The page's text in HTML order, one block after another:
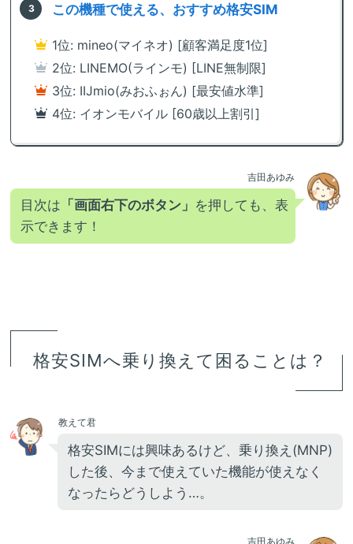
この機種で使える、おすすめ格安SIM
1位: mineo(マイネオ) [顧客満足度1位]
2位: LINEMO(ラインモ) [LINE無制限]
3位: IIJmio(みおふぉん) [最安値水準]
4位: イオンモバイル [60歳以上割引]
吉田あゆみ
目次は 「画面右下のボタン」 を押しても、表
示できます！
格安SIMへ乗り換えて困ることは？
教えて君
格安SIMには興味あるけど、乗り換え(MNP)
した後、今まで使えていた機能が使えなく
なったらどうしよう…。
吉田あゆみ